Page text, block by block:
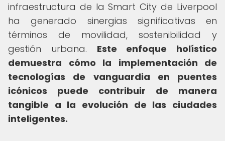
infraestructura de la Smart City de Liverpool
ha generado sinergias significativas en
términos de movilidad, sostenibilidad y
gestión urbana. Este enfoque holístico
demuestra cómo la implementación de
tecnologías de vanguardia en puentes
icónicos puede contribuir de manera
tangible a la evolución de las ciudades
inteligentes.